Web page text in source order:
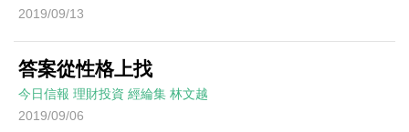
2019/09/13
答案從性格上找
今日信報 理財投資 經綸集 林文越
2019/09/06